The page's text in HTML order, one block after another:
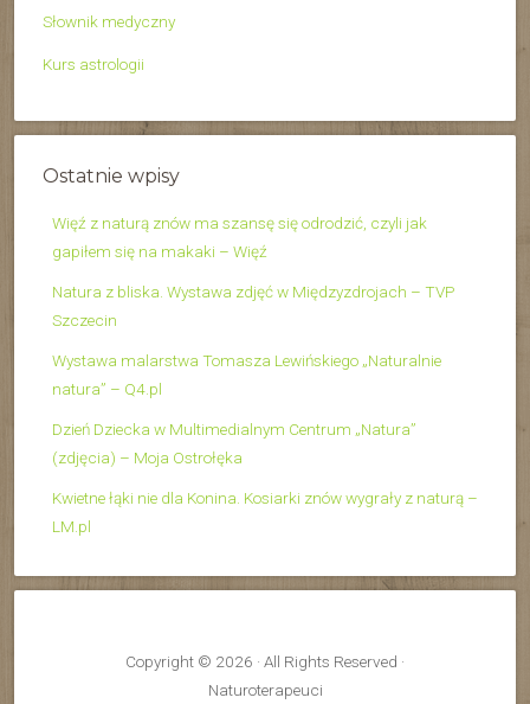
Słownik medyczny
Kurs astrologii
Ostatnie wpisy
Więź z naturą znów ma szansę się odrodzić, czyli jak
gapiłem się na makaki – Więź
Natura z bliska. Wystawa zdjęć w Międzyzdrojach – TVP
Szczecin
Wystawa malarstwa Tomasza Lewińskiego „Naturalnie
natura” – Q4.pl
Dzień Dziecka w Multimedialnym Centrum „Natura”
(zdjęcia) – Moja Ostrołęka
Kwietne łąki nie dla Konina. Kosiarki znów wygrały z naturą –
LM.pl
Copyright © 2026 · All Rights Reserved ·
Naturoterapeuci